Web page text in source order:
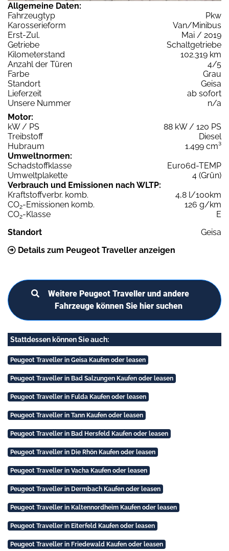
Allgemeine Daten:
Fahrzeugtyp
Pkw
Karosserieform
Van/Minibus
Erst-Zul.
Mai / 2019
Getriebe
Schaltgetriebe
Kilometerstand
102.319 km
Anzahl der Türen
4/5
Farbe
Grau
Standort
Geisa
Lieferzeit
ab sofort
Unsere Nummer
n/a
Motor:
kW / PS
88 kW / 120 PS
Treibstoff
Diesel
Hubraum
1.499 cm³
Umweltnormen:
Schadstoffklasse
Euro6d-TEMP
Umweltplakette
4 (Grün)
Verbrauch und Emissionen nach WLTP:
Kraftstoffverbr. komb.
4,8 l/100km
CO2-Emissionen komb.
126 g/km
CO2-Klasse
E
Standort
Geisa
Details zum Peugeot Traveller anzeigen
Weitere Peugeot Traveller und andere
Fahrzeuge können Sie hier suchen
Stattdessen können Sie auch:
Peugeot Traveller in Geisa Kaufen oder leasen
Peugeot Traveller in Bad Salzungen Kaufen oder leasen
Peugeot Traveller in Fulda Kaufen oder leasen
Peugeot Traveller in Tann Kaufen oder leasen
Peugeot Traveller in Bad Hersfeld Kaufen oder leasen
Peugeot Traveller in Die Rhön Kaufen oder leasen
Peugeot Traveller in Vacha Kaufen oder leasen
Peugeot Traveller in Dermbach Kaufen oder leasen
Peugeot Traveller in Kaltennordheim Kaufen oder leasen
Peugeot Traveller in Eiterfeld Kaufen oder leasen
Peugeot Traveller in Friedewald Kaufen oder leasen